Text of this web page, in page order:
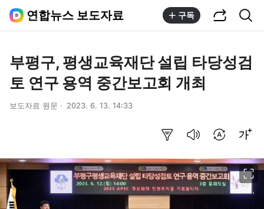
연합뉴스 보도자료 구독
부평구, 평생교육재단 설립 타당성검
토 연구 용역 중간보고회 개최
보도자료 원문 2023. 6. 13. 14:33